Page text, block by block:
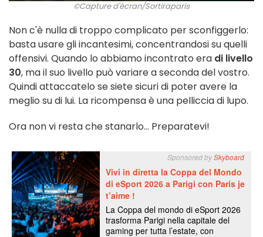
©Capture d'écran/Sortiraparis
Non c'è nulla di troppo complicato per sconfiggerlo:
basta usare gli incantesimi, concentrandosi su quelli
offensivi. Quando lo abbiamo incontrato era di livello
30, ma il suo livello può variare a seconda del vostro.
Quindi attaccatelo se siete sicuri di poter avere la
meglio su di lui. La ricompensa è una pelliccia di lupo.
Ora non vi resta che stanarlo... Preparatevi!